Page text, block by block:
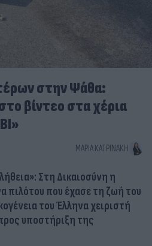
στην Ψάθα:
βίντεο στα χέρια
ΜΑΡΊΑ ΚΑΤΡΙΝΆΚΗ
Στη Δικαιοσύνη η
πιλότου που έχασε τη ζωή του
του Έλληνα χειριστή
υποστήριξη της